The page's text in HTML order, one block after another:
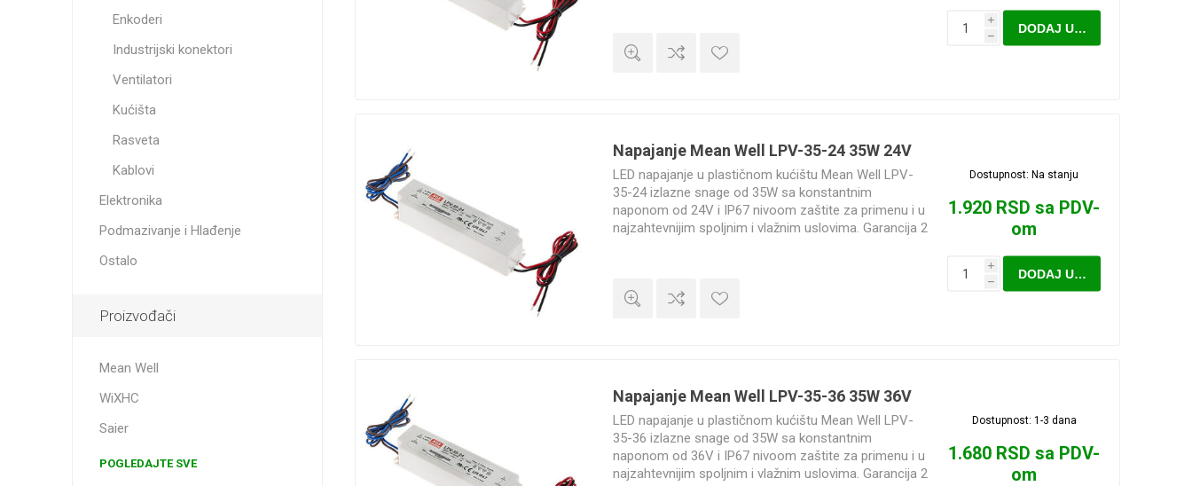
i
h
DODAJ U KORPU
Napajanje Mean Well LPV-35-24 35W 24V
LED napajanje u plastičnom kućištu Mean Well LPV-
35-24 izlazne snage od 35W sa konstantnim
naponom od 24V i IP67 nivoom zaštite za primenu i u
najzahtevnijim spoljnim i vlažnim uslovima. Garancija 2
Dostupnost:Na stanju
1.920 RSD sa PDV-
om
i
h
DODAJ U KORPU
Napajanje Mean Well LPV-35-36 35W 36V
LED napajanje u plastičnom kućištu Mean Well LPV-
35-36 izlazne snage od 35W sa konstantnim
naponom od 36V i IP67 nivoom zaštite za primenu i u
najzahtevnijim spoljnim i vlažnim uslovima. Garancija 2
Dostupnost: 1-3 dana
1.680 RSD sa PDV-
om
Enkoderi
Industrijski konektori
Ventilatori
Kućišta
Rasveta
Kablovi
Elektronika
Podmazivanje i Hlađenje
Ostalo
Proizvođači
Mean Well
WiXHC
Saier
POGLEDAJTE SVE